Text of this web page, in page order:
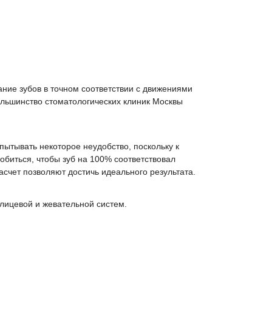
зубов в точном соответствии с движениями
стоматологических клиник Москвы
некоторое неудобство, поскольку к
чтобы зуб на 100% соответствовал
позволяют достичь идеального результата.
и жевательной систем.